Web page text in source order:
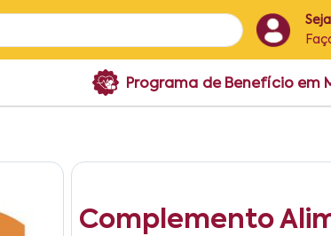
Programa de Benefício em
Complemento